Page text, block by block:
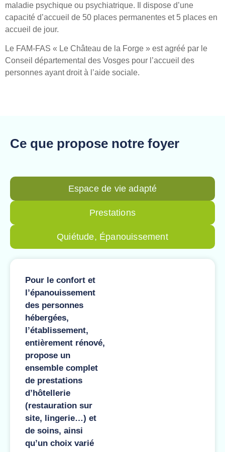
maladie psychique ou psychiatrique. Il dispose d’une
capacité d’accueil de 50 places permanentes et 5 places en
accueil de jour.
Le FAM-FAS « Le Château de la Forge » est agréé par le
Conseil départemental des Vosges pour l’accueil des
personnes ayant droit à l’aide sociale.
Ce que propose notre foyer
Espace de vie adapté
Prestations
Quiétude, Épanouissement
Pour le confort et
l’épanouissement
des personnes
hébergées,
l’établissement,
entièrement rénové,
propose un
ensemble complet
de prestations
d’hôtellerie
(restauration sur
site, lingerie…) et
de soins, ainsi
qu’un choix varié